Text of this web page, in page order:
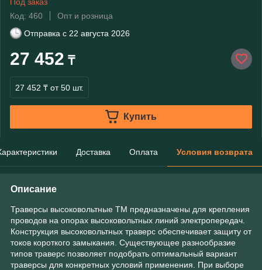
Код: 460
Опт и розница
Отправка с 22 августа 2026
27 452 ₸
27 452 ₸ от 50 шт.
Купить
Доставка Оплата Условия возврата
Описание
Траверсы высоковольтные ТМ предназначены для крепления
проводов на опорах высоковольтных линий электропередач.
Конструкция высоковольтных траверс обеспечивает защиту от
токов короткого замыкания. Существующее разнообразие
типов траверс позволяет подобрать оптимальный вариант
траверсы для конкретных условий применения. При выборе